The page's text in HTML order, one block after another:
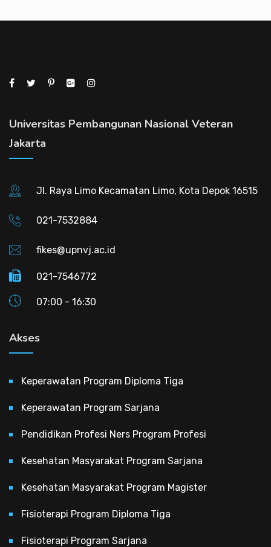
Universitas Pembangunan Nasional Veteran
Jakarta
Jl. Raya Limo Kecamatan Limo, Kota Depok 16515
021-7532884
fikes@upnvj.ac.id
021-7546772
07:00 - 16:30
Akses
Keperawatan Program Diploma Tiga
Keperawatan Program Sarjana
Pendidikan Profesi Ners Program Profesi
Kesehatan Masyarakat Program Sarjana
Kesehatan Masyarakat Program Magister
Fisioterapi Program Diploma Tiga
Fisioterapi Program Sarjana